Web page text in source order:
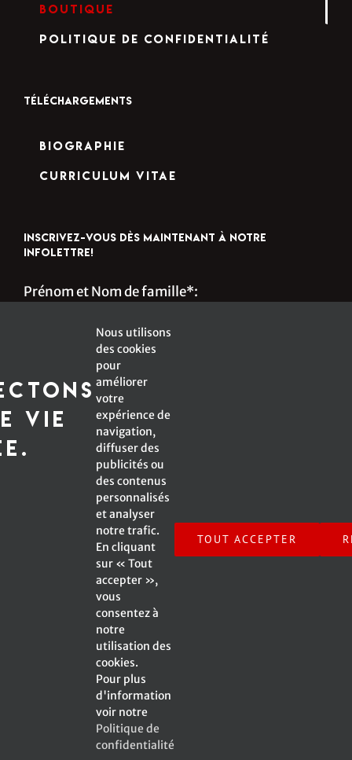
Boutique
Politique de confidentialité
TÉLÉCHARGEMENTS
Biographie
Curriculum Vitae
INSCRIVEZ-VOUS DÈS MAINTENANT À NOTRE
INFOLETTRE!
Prénom et Nom de famille*:
*Champ obligatoire
Inscrivez-moi à l'infolettre !
© Copyright -2026 Emmanuelle Caplette | All Rights
Reserved | A Web Site by
Facebook
X
vie
Nous utilisons
des cookies
pour
améliorer
votre
expérience de
navigation,
diffuser des
publicités ou
des contenus
personnalisés
et analyser
notre trafic.
En cliquant
sur « Tout
accepter »,
vous
consentez à
notre
utilisation des
cookies.
Pour plus
d'information
voir notre
Politique de
confidentialité
TOUT ACCEPTER